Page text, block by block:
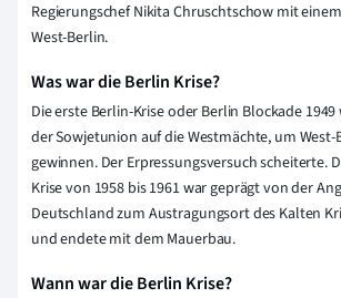
Regierungschef Nikita Chruschtschow mit
West-Berlin.
Was war die Berlin Krise?
Die erste Berlin-Krise oder Berlin Blockade
der Sowjetunion auf die Westmächte, um West-
gewinnen. Der Erpressungsversuch scheiterte.
Krise von 1958 bis 1961 war geprägt von der
Deutschland zum Austragungsort des Kalten
und endete mit dem Mauerbau.
Wann war die Berlin Krise?